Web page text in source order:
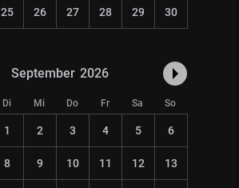
25 26 27 28 29 30
September 2026
Di Mi Do Fr Sa So
1 2 3 4 5 6
8 9 10 11 12 13